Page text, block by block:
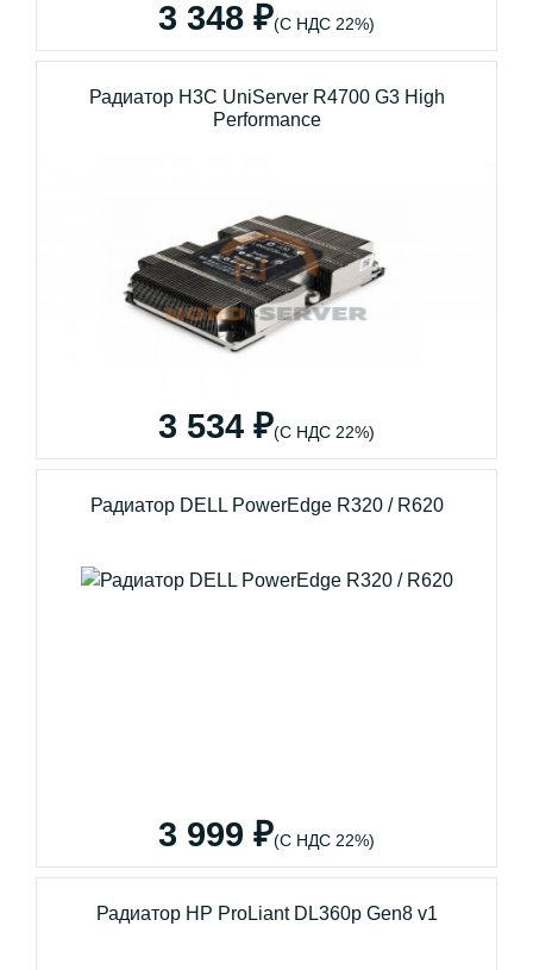
3 348 ₽(С НДС 22%)
Радиатор H3C UniServer R4700 G3 High
Performance
3 534 ₽(С НДС 22%)
Радиатор DELL PowerEdge R320 / R620
3 999 ₽(С НДС 22%)
Радиатор HP ProLiant DL360p Gen8 v1